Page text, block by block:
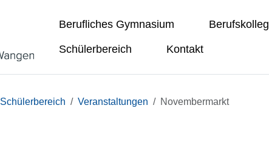
Berufliches Gymnasium Berufskolleg
Schülerbereich Kontakt
Schülerbereich Veranstaltungen Novembermarkt